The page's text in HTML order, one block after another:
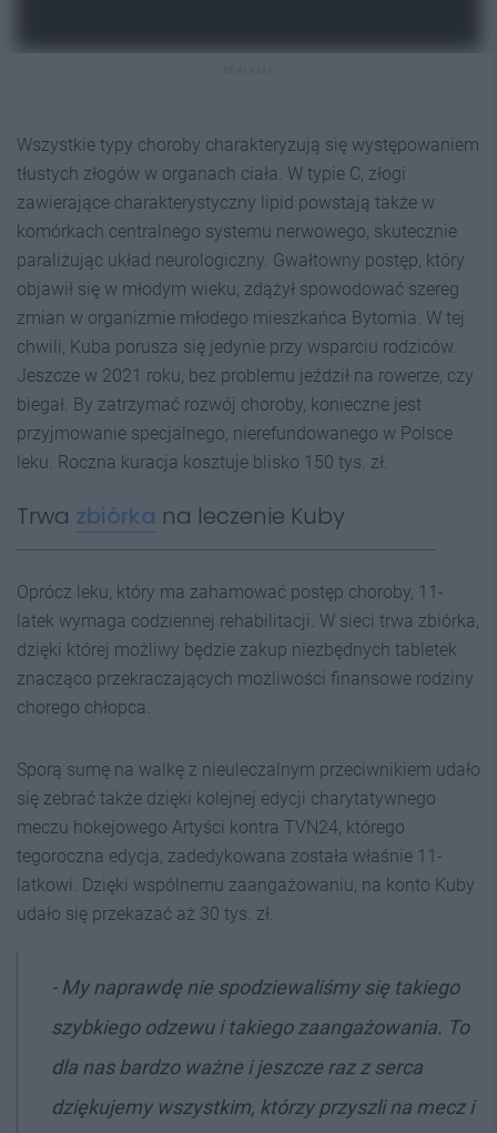
Wszystkie typy choroby charakteryzują się występowaniem
tłustych złogów w organach ciała. W typie C, złogi
zawierające charakterystyczny lipid powstają także w
komórkach centralnego systemu nerwowego, skutecznie
paraliżując układ neurologiczny. Gwałtowny postęp, który
objawił się w młodym wieku, zdążył spowodować szereg
zmian w organizmie młodego mieszkańca Bytomia. W tej
chwili, Kuba porusza się jedynie przy wsparciu rodziców.
Jeszcze w 2021 roku, bez problemu jeździł na rowerze, czy
biegał. By zatrzymać rozwój choroby, konieczne jest
przyjmowanie specjalnego, nierefundowanego w Polsce
leku. Roczna kuracja kosztuje blisko 150 tys. zł.
Trwa zbiórka na leczenie Kuby
Oprócz leku, który ma zahamować postęp choroby, 11-
latek wymaga codziennej rehabilitacji. W sieci trwa zbiórka,
dzięki której możliwy będzie zakup niezbędnych tabletek
znacząco przekraczających możliwości finansowe rodziny
chorego chłopca.
Sporą sumę na walkę z nieuleczalnym przeciwnikiem udało
się zebrać także dzięki kolejnej edycji charytatywnego
meczu hokejowego Artyści kontra TVN24, którego
tegoroczna edycja, zadedykowana została właśnie 11-
latkowi. Dzięki wspólnemu zaangażowaniu, na konto Kuby
udało się przekazać aż 30 tys. zł.
- My naprawdę nie spodziewaliśmy się takiego
szybkiego odzewu i takiego zaangażowania. To
dla nas bardzo ważne i jeszcze raz z serca
dziękujemy wszystkim, którzy przyszli na mecz i